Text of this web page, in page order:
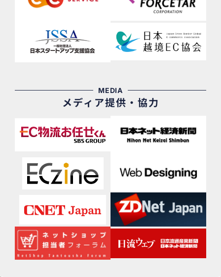
MEDIA
メディア提供・協力